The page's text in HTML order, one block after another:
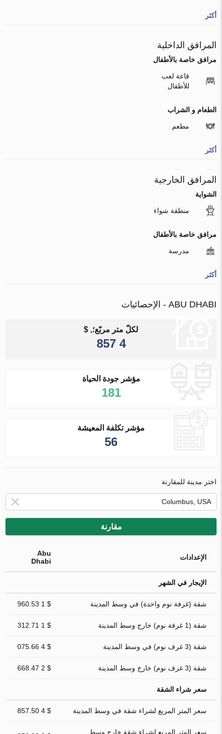
أكثر
المرافق الداخلية
مرافق خاصة بالأطفال
قاعة لعب
للأطفال
الطعام و الشراب
مطعم
أكثر
المرافق الخارجية
الشواية
منطقة شواء
مرافق خاصة بالأطفال
مدرسة
أكثر
ABU DHABI - الإحصائيات
لكلّ متر مربّع؛, $
4 857
مؤشر جودة الحياة
181
مؤشر تكلفة المعيشة
56
اختر مدينة للمقارنة
مقارنة
الإعدادات
Abu
Dhabi
الإيجار في الشهر
شقة (غرفة نوم واحدة) في وسط المدينة $ 1 960.53
شقة (1 غرفة نوم) خارج وسط المدينة $ 1 312.71
شقة (3 غرف نوم) في وسط المدينة $ 4 075.66
شقة (3 غرف نوم) خارج وسط المدينة $ 2 668.47
سعر شراء الشقة
سعر المتر المربع لشراء شقة في وسط المدينة $ 4 857.50
سعر المتر المربع لشراء شقة خارج وسط